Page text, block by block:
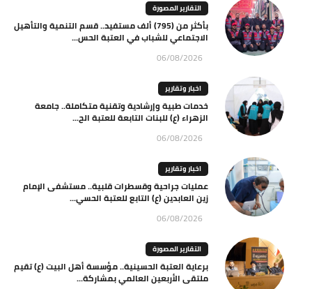
التقارير المصورة
بأكثر من (795) ألف مستفيد.. قسم التنمية والتأهيل
الاجتماعي للشباب في العتبة الحس...
06/08/2026
اخبار وتقارير
خدمات طبية وإرشادية وتقنية متكاملة.. جامعة
الزهراء (ع) للبنات التابعة للعتبة الح...
06/08/2026
اخبار وتقارير
عمليات جراحية وقسطرات قلبية.. مستشفى الإمام
زين العابدين (ع) التابع للعتبة الحسي...
06/08/2026
التقارير المصورة
برعاية العتبة الحسينية.. مؤسسة أهل البيت (ع) تقيم
ملتقى الأربعين العالمي بمشاركة...